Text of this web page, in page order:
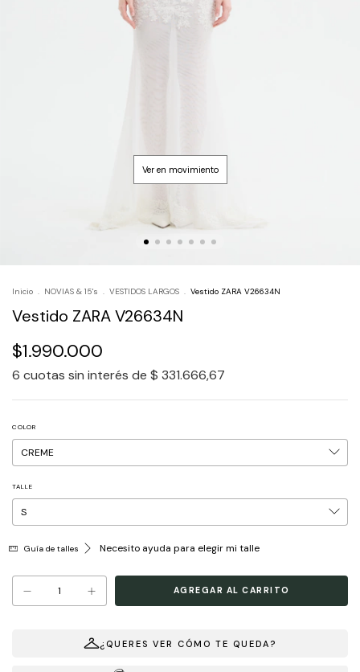
Inicio . NOVIAS & 15's . VESTIDOS LARGOS . Vestido ZARA V26634N
Vestido ZARA V26634N
$1.990.000
6 cuotas sin interés de $ 331.666,67
COLOR
TALLE
Guía de talles Necesito ayuda para elegir mi talle
¿QUERES VER CÓMO TE QUEDA?